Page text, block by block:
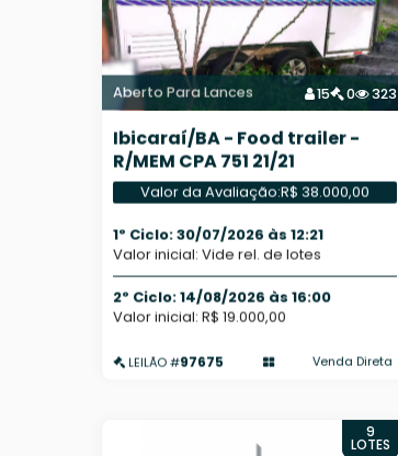
Aberto Para Lances 15 0 323
Ibicaraí/BA - Food trailer -
R/MEM CPA 751 21/21
Valor da Avaliação:R$ 38.000,00
1º Ciclo: 30/07/2026 às 12:21
Valor inicial: Vide rel. de lotes
2º Ciclo: 14/08/2026 às 16:00
Valor inicial: R$ 19.000,00
LEILÃO #97675 Venda Direta
9
LOTES